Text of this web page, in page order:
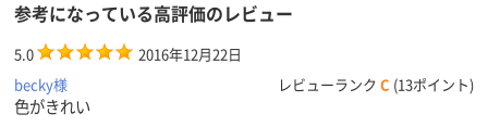
アスクル
商品環境
スコア
80
参考になっている高評価のレビュー
5.0
2016年12月22日
becky様
レビューランク C (13ポイント)
色がきれい